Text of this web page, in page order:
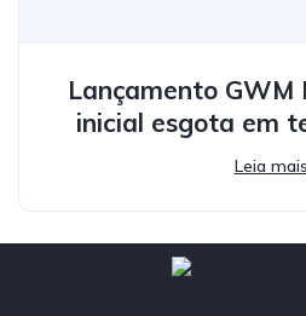
Lançamento GWM
inicial esgota em
Leia mais